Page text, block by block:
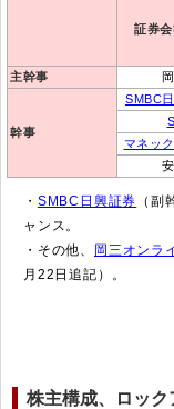
証券会
主幹事
幹事
SMBC
マネッ
・ SMBC日興証券 （副
ャンス。
・その他、
岡三オンラ
月22日追記）。
株主構成、ロック